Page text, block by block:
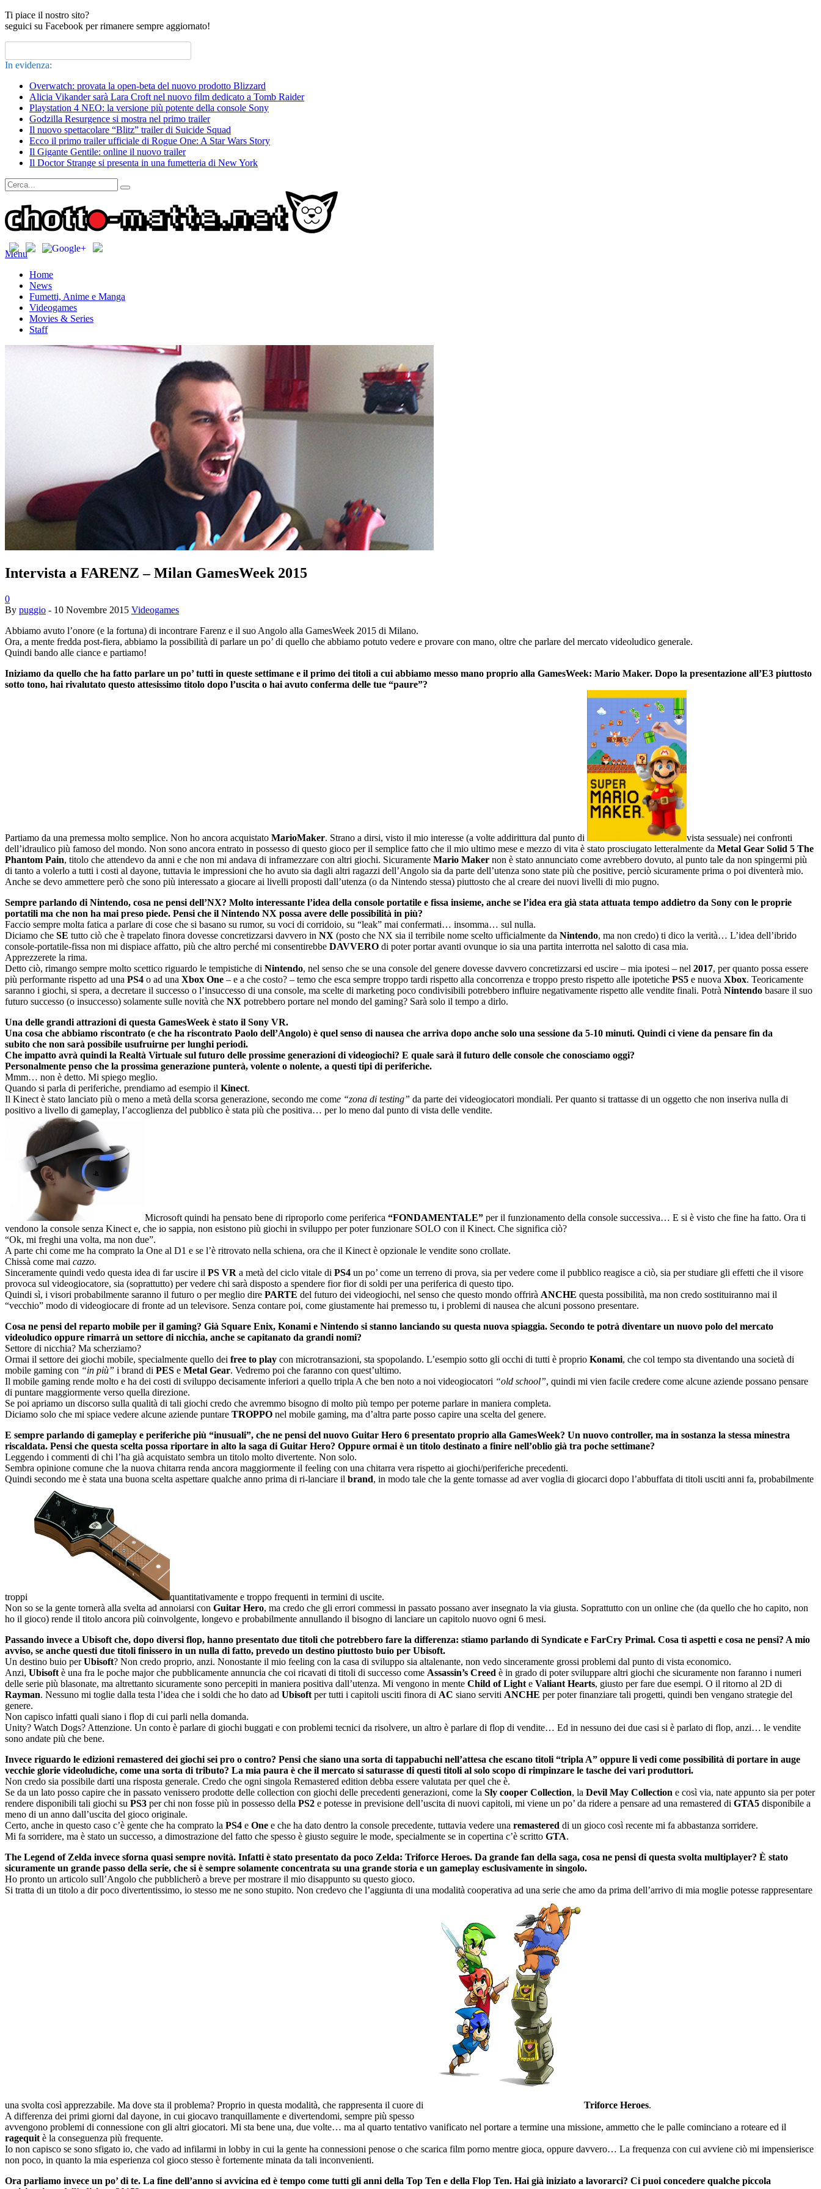
Ti piace il nostro sito?
seguici su Facebook per rimanere sempre aggiornato!
In evidenza:
Overwatch: provata la open-beta del nuovo prodotto Blizzard
Alicia Vikander sarà Lara Croft nel nuovo film dedicato a Tomb Raider
Playstation 4 NEO: la versione più potente della console Sony
Godzilla Resurgence si mostra nel primo trailer
Il nuovo spettacolare “Blitz” trailer di Suicide Squad
Ecco il primo trailer ufficiale di Rogue One: A Star Wars Story
Il Gigante Gentile: online il nuovo trailer
Il Doctor Strange si presenta in una fumetteria di New York
Menu
Home
News
Fumetti, Anime e Manga
Videogames
Movies & Series
Staff
Intervista a FARENZ – Milan GamesWeek 2015
0
By puggio - 10 Novembre 2015 Videogames
Abbiamo avuto l’onore (e la fortuna) di incontrare Farenz e il suo Angolo alla GamesWeek 2015 di Milano.
Ora, a mente fredda post-fiera, abbiamo la possibilità di parlare un po’ di quello che abbiamo potuto vedere e provare con mano, oltre che parlare del mercato videoludico generale.
Quindi bando alle ciance e partiamo!
Iniziamo da quello che ha fatto parlare un po’ tutti in queste settimane e il primo dei titoli a cui abbiamo messo mano proprio alla GamesWeek: Mario Maker. Dopo la presentazione all’E3 piuttosto
sotto tono, hai rivalutato questo attesissimo titolo dopo l’uscita o hai avuto conferma delle tue “paure”?
Partiamo da una premessa molto semplice. Non ho ancora acquistato MarioMaker. Strano a dirsi, visto il mio interesse (a volte addirittura dal punto di
vista sessuale) nei confronti
dell’idraulico più famoso del mondo. Non sono ancora entrato in possesso di questo gioco per il semplice fatto che il mio ultimo mese e mezzo di vita è stato prosciugato letteralmente da Metal Gear Solid 5 The
Phantom Pain, titolo che attendevo da anni e che non mi andava di inframezzare con altri giochi. Sicuramente Mario Maker non è stato annunciato come avrebbero dovuto, al punto tale da non spingermi più
di tanto a volerlo a tutti i costi al dayone, tuttavia le impressioni che ho avuto sia dagli altri ragazzi dell’Angolo sia da parte dell’utenza sono state più che positive, perciò sicuramente prima o poi diventerà mio.
Anche se devo ammettere però che sono più interessato a giocare ai livelli proposti dall’utenza (o da Nintendo stessa) piuttosto che al creare dei nuovi livelli di mio pugno.
Sempre parlando di Nintendo, cosa ne pensi dell’NX? Molto interessante l’idea della console portatile e fissa insieme, anche se l’idea era già stata attuata tempo addietro da Sony con le proprie
portatili ma che non ha mai preso piede. Pensi che il Nintendo NX possa avere delle possibilità in più?
Faccio sempre molta fatica a parlare di cose che si basano su rumor, su voci di corridoio, su “leak” mai confermati… insomma… sul nulla.
Diciamo che SE tutto ciò che è trapelato finora dovesse concretizzarsi davvero in NX (posto che NX sia il terribile nome scelto ufficialmente da Nintendo, ma non credo) ti dico la verità… L’idea dell’ibrido
console-portatile-fissa non mi dispiace affatto, più che altro perché mi consentirebbe DAVVERO di poter portar avanti ovunque io sia una partita interrotta nel salotto di casa mia.
Apprezzerete la rima.
Detto ciò, rimango sempre molto scettico riguardo le tempistiche di Nintendo, nel senso che se una console del genere dovesse davvero concretizzarsi ed uscire – mia ipotesi – nel 2017, per quanto possa essere
più performante rispetto ad una PS4 o ad una Xbox One – e a che costo? – temo che esca sempre troppo tardi rispetto alla concorrenza e troppo presto rispetto alle ipotetiche PS5 e nuova Xbox. Teoricamente
saranno i giochi, si spera, a decretare il successo o l’insuccesso di una console, ma scelte di marketing poco condivisibili potrebbero influire negativamente rispetto alle vendite finali. Potrà Nintendo basare il suo
futuro successo (o insuccesso) solamente sulle novità che NX potrebbero portare nel mondo del gaming? Sarà solo il tempo a dirlo.
Una delle grandi attrazioni di questa GamesWeek è stato il Sony VR.
Una cosa che abbiamo riscontrato (e che ha riscontrato Paolo dell’Angolo) è quel senso di nausea che arriva dopo anche solo una sessione da 5-10 minuti. Quindi ci viene da pensare fin da
subito che non sarà possibile usufruirne per lunghi periodi.
Che impatto avrà quindi la Realtà Virtuale sul futuro delle prossime generazioni di videogiochi? E quale sarà il futuro delle console che conosciamo oggi?
Personalmente penso che la prossima generazione punterà, volente o nolente, a questi tipi di periferiche.
Mmm… non è detto. Mi spiego meglio.
Quando si parla di periferiche, prendiamo ad esempio il Kinect.
Il Kinect è stato lanciato più o meno a metà della scorsa generazione, secondo me come “zona di testing” da parte dei videogiocatori mondiali. Per quanto si trattasse di un oggetto che non inseriva nulla di
positivo a livello di gameplay, l’accoglienza del pubblico è stata più che positiva… per lo meno dal punto di vista delle vendite.
Microsoft quindi ha pensato bene di riproporlo come periferica “FONDAMENTALE” per il funzionamento della console successiva… E si è visto che fine ha fatto. Ora ti
vendono la console senza Kinect e, che io sappia, non esistono più giochi in sviluppo per poter funzionare SOLO con il Kinect. Che significa ciò?
“Ok, mi freghi una volta, ma non due”.
A parte chi come me ha comprato la One al D1 e se l’è ritrovato nella schiena, ora che il Kinect è opzionale le vendite sono crollate.
Chissà come mai cazzo.
Sinceramente quindi vedo questa idea di far uscire il PS VR a metà del ciclo vitale di PS4 un po’ come un terreno di prova, sia per vedere come il pubblico reagisce a ciò, sia per studiare gli effetti che il visore
provoca sul videogiocatore, sia (soprattutto) per vedere chi sarà disposto a spendere fior fior di soldi per una periferica di questo tipo.
Quindi sì, i visori probabilmente saranno il futuro o per meglio dire PARTE del futuro dei videogiochi, nel senso che questo mondo offrirà ANCHE questa possibilità, ma non credo sostituiranno mai il
“vecchio” modo di videogiocare di fronte ad un televisore. Senza contare poi, come giustamente hai premesso tu, i problemi di nausea che alcuni possono presentare.
Cosa ne pensi del reparto mobile per il gaming? Già Square Enix, Konami e Nintendo si stanno lanciando su questa nuova spiaggia. Secondo te potrà diventare un nuovo polo del mercato
videoludico oppure rimarrà un settore di nicchia, anche se capitanato da grandi nomi?
Settore di nicchia? Ma scherziamo?
Ormai il settore dei giochi mobile, specialmente quello dei free to play con microtransazioni, sta spopolando. L’esempio sotto gli occhi di tutti è proprio Konami, che col tempo sta diventando una società di
mobile gaming con “in più” i brand di PES e Metal Gear. Vedremo poi che faranno con quest’ultimo.
Il mobile gaming rende molto e ha dei costi di sviluppo decisamente inferiori a quello tripla A che ben noto a noi videogiocatori “old school”, quindi mi vien facile credere come alcune aziende possano pensare
di puntare maggiormente verso quella direzione.
Se poi apriamo un discorso sulla qualità di tali giochi credo che avremmo bisogno di molto più tempo per poterne parlare in maniera completa.
Diciamo solo che mi spiace vedere alcune aziende puntare TROPPO nel mobile gaming, ma d’altra parte posso capire una scelta del genere.
E sempre parlando di gameplay e periferiche più “inusuali”, che ne pensi del nuovo Guitar Hero 6 presentato proprio alla GamesWeek? Un nuovo controller, ma in sostanza la stessa minestra
riscaldata. Pensi che questa scelta possa riportare in alto la saga di Guitar Hero? Oppure ormai è un titolo destinato a finire nell’oblio già tra poche settimane?
Leggendo i commenti di chi l’ha già acquistato sembra un titolo molto divertente. Non solo.
Sembra opinione comune che la nuova chitarra renda ancora maggiormente il feeling con una chitarra vera rispetto ai giochi/periferiche precedenti.
Quindi secondo me è stata una buona scelta aspettare qualche anno prima di ri-lanciare il brand, in modo tale che la gente tornasse ad aver voglia di giocarci dopo l’abbuffata di titoli usciti anni fa, probabilmente
troppi
quantitativamente e troppo frequenti in termini di uscite.
Non so se la gente tornerà alla svelta ad annoiarsi con Guitar Hero, ma credo che gli errori commessi in passato possano aver insegnato la via giusta. Soprattutto con un online che (da quello che ho capito, non
ho il gioco) rende il titolo ancora più coinvolgente, longevo e probabilmente annullando il bisogno di lanciare un capitolo nuovo ogni 6 mesi.
Passando invece a Ubisoft che, dopo diversi flop, hanno presentato due titoli che potrebbero fare la differenza: stiamo parlando di Syndicate e FarCry Primal. Cosa ti aspetti e cosa ne pensi? A mio
avviso, se anche questi due titoli finissero in un nulla di fatto, prevedo un destino piuttosto buio per Ubisoft.
Un destino buio perUbisoft? Non credo proprio, anzi. Nonostante il mio feeling con la casa di sviluppo sia altalenante, non vedo sinceramente grossi problemi dal punto di vista economico.
Anzi, Ubisoft è una fra le poche major che pubblicamente annuncia che coi ricavati di titoli di successo come Assassin’s Creed è in grado di poter sviluppare altri giochi che sicuramente non faranno i numeri
delle serie più blasonate, ma altrettanto sicuramente sono percepiti in maniera positiva dall’utenza. Mi vengono in mente Child of Light e Valiant Hearts, giusto per fare due esempi. O il ritorno al 2D di
Rayman. Nessuno mi toglie dalla testa l’idea che i soldi che ho dato ad Ubisoft per tutti i capitoli usciti finora di AC siano serviti ANCHE per poter finanziare tali progetti, quindi ben vengano strategie del
genere.
Non capisco infatti quali siano i flop di cui parli nella domanda.
Unity? Watch Dogs? Attenzione. Un conto è parlare di giochi buggati e con problemi tecnici da risolvere, un altro è parlare di flop di vendite… Ed in nessuno dei due casi si è parlato di flop, anzi… le vendite
sono andate più che bene.
Invece riguardo le edizioni remastered dei giochi sei pro o contro? Pensi che siano una sorta di tappabuchi nell’attesa che escano titoli “tripla A” oppure li vedi come possibilità di portare in auge
vecchie glorie videoludiche, come una sorta di tributo? La mia paura è che il mercato si saturasse di questi titoli al solo scopo di rimpinzare le tasche dei vari produttori.
Non credo sia possibile darti una risposta generale. Credo che ogni singola Remastered edition debba essere valutata per quel che è.
Se da un lato posso capire che in passato venissero prodotte delle collection con giochi delle precedenti generazioni, come la Sly cooper Collection, la Devil May Collection e così via, nate appunto sia per poter
rendere disponibili tali giochi su PS3 per chi non fosse più in possesso della PS2 e potesse in previsione dell’uscita di nuovi capitoli, mi viene un po’ da ridere a pensare ad una remastered di GTA5 disponibile a
meno di un anno dall’uscita del gioco originale.
Certo, anche in questo caso c’è gente che ha comprato la PS4 e One e che ha dato dentro la console precedente, tuttavia vedere una remastered di un gioco così recente mi fa abbastanza sorridere.
Mi fa sorridere, ma è stato un successo, a dimostrazione del fatto che spesso è giusto seguire le mode, specialmente se in copertina c’è scritto GTA.
The Legend of Zelda invece sforna quasi sempre novità. Infatti è stato presentato da poco Zelda: Triforce Heroes. Da grande fan della saga, cosa ne pensi di questa svolta multiplayer? È stato
sicuramente un grande passo della serie, che si è sempre solamente concentrata su una grande storia e un gameplay esclusivamente in singolo.
Ho pronto un articolo sull’Angolo che pubblicherò a breve per mostrare il mio disappunto su questo gioco.
Si tratta di un titolo a dir poco divertentissimo, io stesso me ne sono stupito. Non credevo che l’aggiunta di una modalità cooperativa ad una serie che amo da prima dell’arrivo di mia moglie potesse rappresentare
una svolta così apprezzabile. Ma dove sta il problema? Proprio in questa modalità, che rappresenta il cuore di Triforce Heroes.
A differenza dei primi giorni dal dayone, in cui giocavo tranquillamente e divertendomi, sempre più spesso
avvengono problemi di connessione con gli altri giocatori. Mi sta bene una, due volte… ma al quarto tentativo vanificato nel portare a termine una missione, ammetto che le palle cominciano a roteare ed il
ragequit è la conseguenza più frequente.
Io non capisco se sono sfigato io, che vado ad infilarmi in lobby in cui la gente ha connessioni penose o che scarica film porno mentre gioca, oppure davvero… La frequenza con cui avviene ciò mi impensierisce
non poco, in quanto la mia esperienza col gioco stesso è fortemente minata da tali inconvenienti.
Ora parliamo invece un po’ di te. La fine dell’anno si avvicina ed è tempo come tutti gli anni della Top Ten e della Flop Ten. Hai già iniziato a lavorarci? Ci puoi concedere qualche piccola